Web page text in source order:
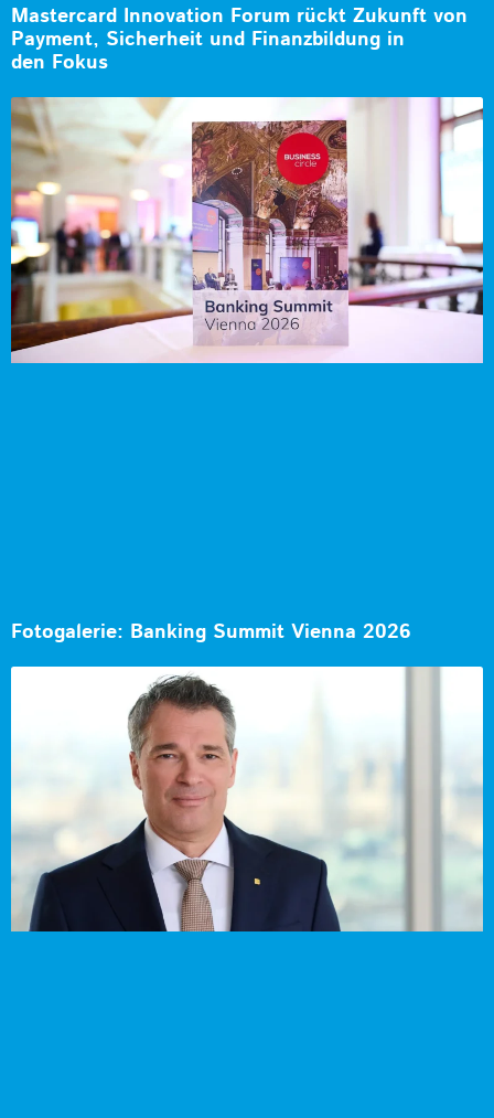
Mastercard Innovation Forum rückt Zukunft von
Payment, Sicherheit und Finanzbildung in
den Fokus
Fotogalerie: Banking Summit Vienna 2026